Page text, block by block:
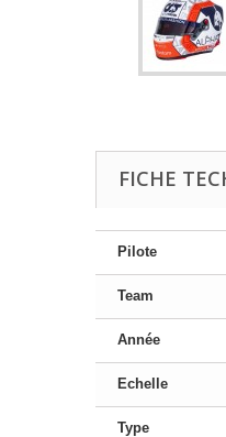
FICHE
Pilote
Team
Année
Echelle
Type